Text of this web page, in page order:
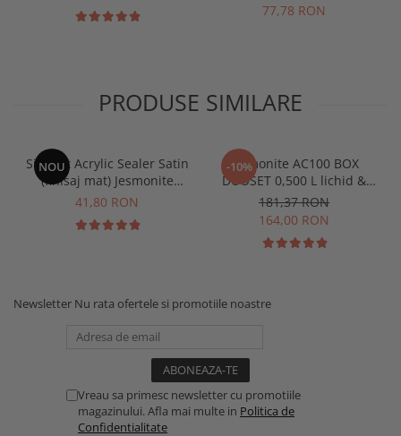
77,78 RON
PRODUSE SIMILARE
NOU
Sigilant Acrylic Sealer Satin
(finisaj mat) Jesmonite
pentru AC100 50 gr
41,80 RON
-10%
Jesmonite AC100 BOX
DUOSET 0,500 L lichid &
1250 Kg Baza
181,37 RON
164,00 RON
Newsletter Nu rata ofertele si promotiile noastre
Vreau sa primesc newsletter cu promotiile
magazinului. Afla mai multe in Politica de
Confidentialitate